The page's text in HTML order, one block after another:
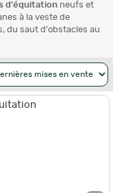
d'équitation neufs et
à la veste de
du saut d'obstacles au
Une quarantaine
les coupes, les
prix, puis explorez tout
culottes. L'occasion
réduit, pour le cavalier
cavalier
et sûre. À la
pour tenir en